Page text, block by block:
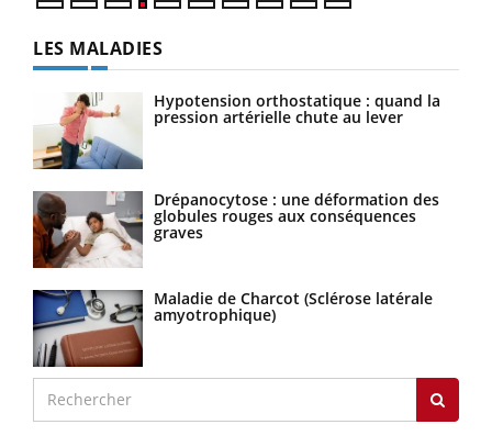
LES MALADIES
Hypotension orthostatique : quand la
pression artérielle chute au lever
Drépanocytose : une déformation des
globules rouges aux conséquences
graves
Maladie de Charcot (Sclérose latérale
amyotrophique)